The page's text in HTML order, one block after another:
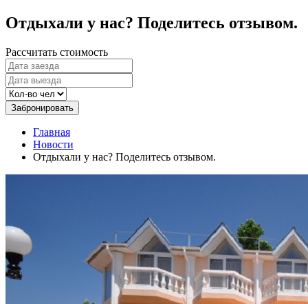
Отдыхали у нас? Поделитесь отзывом.
Рассчитать стоимость
Забронировать
Главная
Новости
Отдыхали у нас? Поделитесь отзывом.